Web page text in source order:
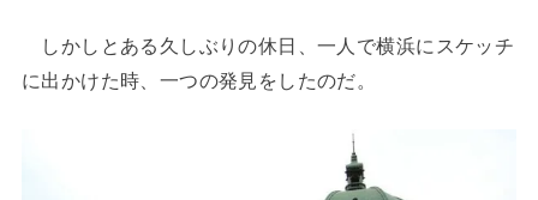
しかしとある久しぶりの休日、一人で横浜にスケッチ
に出かけた時、一つの発見をしたのだ。